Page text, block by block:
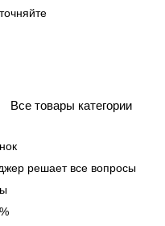
Все товары категории
решает все вопросы